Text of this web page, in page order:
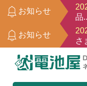
お知らせ
品
お知らせ
さ